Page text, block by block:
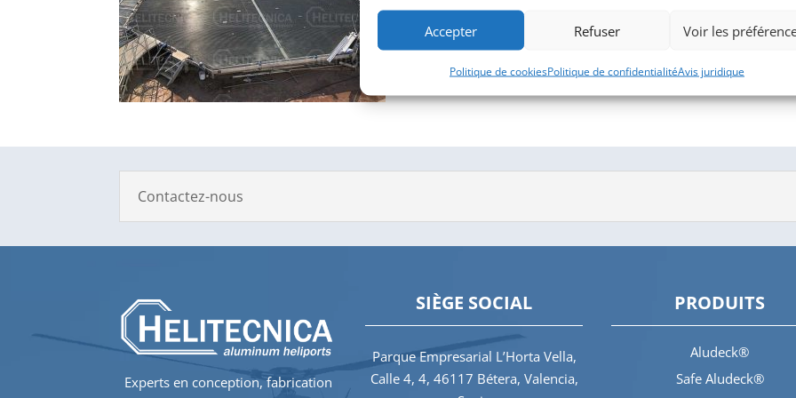
Accepter Refuser Voir les
Politique de cookiesPolitique de confidentialitéAvis juridique
Contactez-nous
Experts en conception, fabrication
SIÈGE SOCIAL
Parque Empresarial L’Horta Vella,
Calle 4, 4, 46117 Bétera, Valencia,
PRODUITS
Aludeck®
Safe Aludeck®